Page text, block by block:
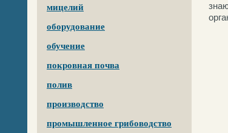
мицелий
оборудование
обучение
покровная почва
полив
производство
промышленное грибоводство